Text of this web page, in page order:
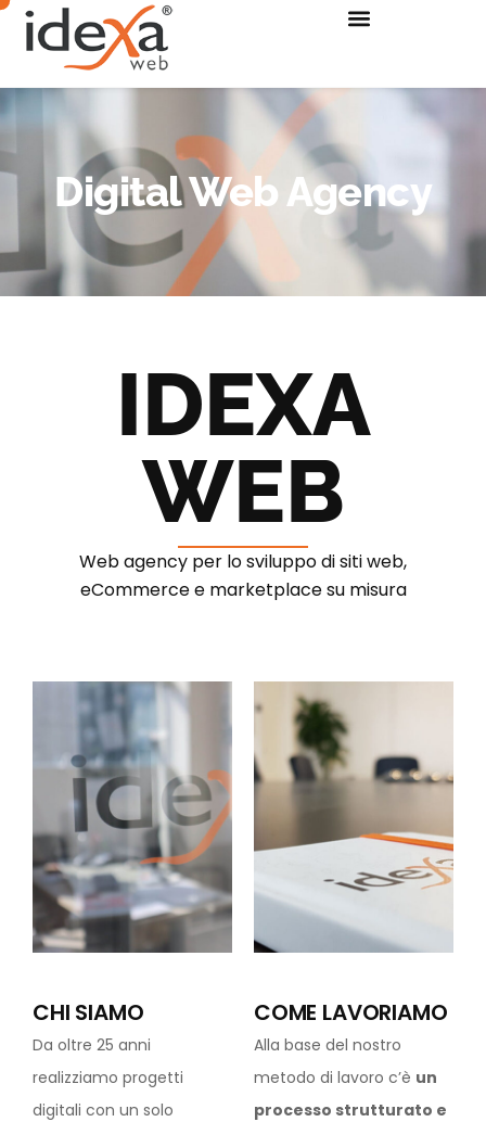
Digital Web Agency
IDEXA
WEB
Web agency per lo sviluppo di siti web,
eCommerce e marketplace su misura
CHI SIAMO
Da oltre 25 anni
realizziamo progetti
digitali con un solo
COME LAVORIAMO
Alla base del nostro
metodo di lavoro c’è un
processo strutturato e